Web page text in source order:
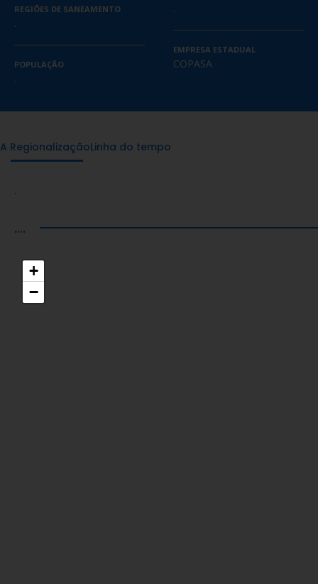
REGIÕES DE SANEAMENTO
.
POPULAÇÃO
.
.
EMPRESA ESTADUAL
COPASA
A RegionalizaçãoLinha do tempo
....
+
−